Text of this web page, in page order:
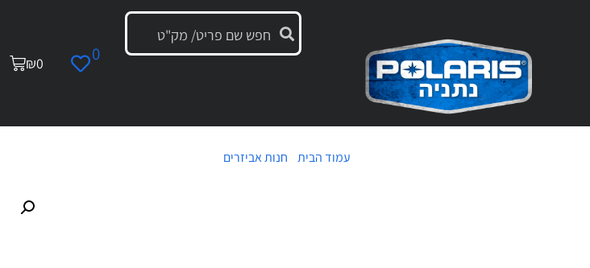
0
₪0
עמוד הבית חנות אביזרים